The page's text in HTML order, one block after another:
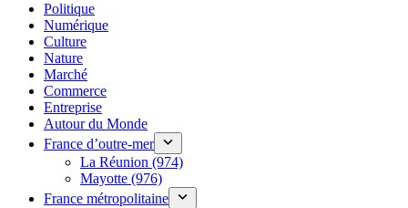
Politique
Numérique
Culture
Nature
Marché
Commerce
Entreprise
Autour du Monde
France d’outre-mer
La Réunion (974)
Mayotte (976)
France métropolitaine